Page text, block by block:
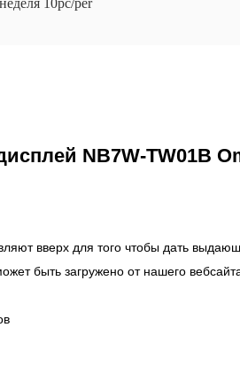
неделя 10pc/per
NB7W-TW01B
вверх для того чтобы дать
быть загружено от нашего